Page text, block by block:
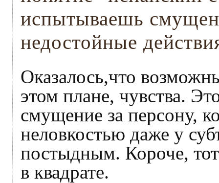
испытываешь
недостойные
Оказалось,что
этом плане, чувства.
смущение за персону,
неловкостью даже у
постыдным. Короче,
в квадрате.